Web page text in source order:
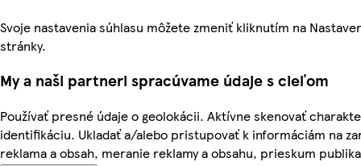
Svoje nastavenia súhlasu môžete zmeniť kliknutím na
stránky.
My a naši partneri spracúvame údaje s cieľom
Používať presné údaje o geolokácii. Aktívne skenovať
identifikáciu. Ukladať a/alebo pristupovať k informáciám na
reklama a obsah, meranie reklamy a obsahu, prieskum